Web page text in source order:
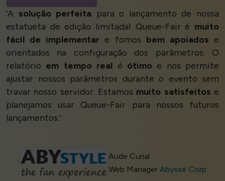
‘A solução perfeita para o lançamento de nossa
estatueta de edição limitada! Queue-Fair é muito
fácil de implementar e fomos bem apoiados e
orientados na configuração dos parâmetros. O
relatório em tempo real é ótimoe nos permite
ajustar nossos parâmetros durante o evento sem
travar nosso servidor. Estamos muito satisfeitos e
planejamos usar Queue-Fair para nossos futuros
lançamentos.’
Aude Curial
Web Manager Abysse Corp